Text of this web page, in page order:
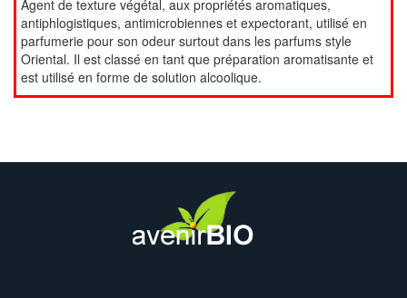
Agent de texture végétal, aux propriétés aromatiques,
antiphlogistiques, antimicrobiennes et expectorant, utilisé en
parfumerie pour son odeur surtout dans les parfums style
Oriental. Il est classé en tant que préparation aromatisante et
est utilisé en forme de solution alcoolique.